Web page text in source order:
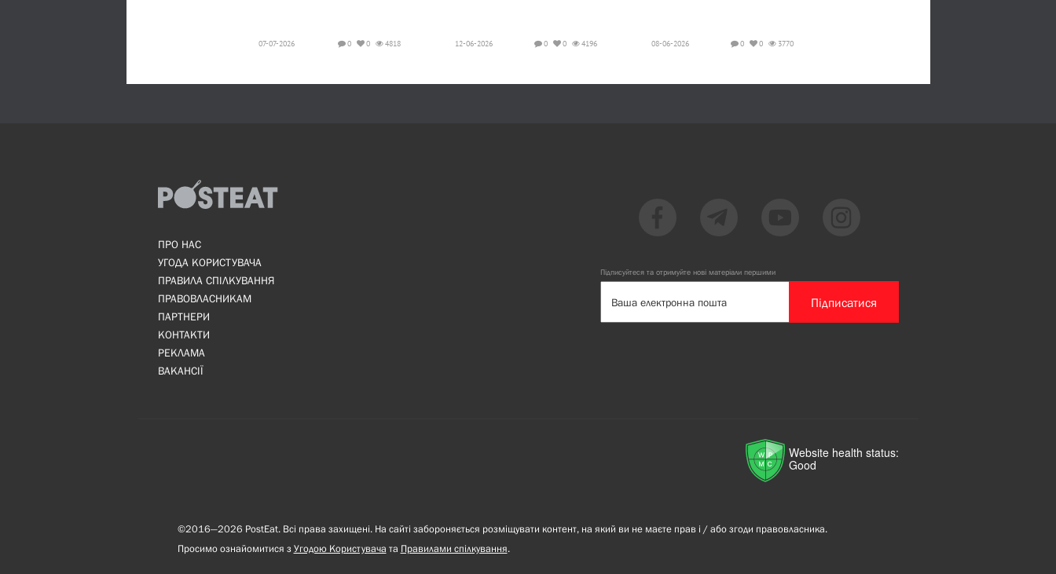
07-07-2026 4818
0
0 12-06-2026 4196
0
0 08-06-2026 3770
0
0
ПРО НАС
УГОДА КОРИСТУВАЧА
ПРАВИЛА СПІЛКУВАННЯ
ПРАВОВЛАСНИКАМ
ПАРТНЕРИ
КОНТАКТИ
РЕКЛАМА
ВАКАНСІЇ
Підписуйтеся та отримуйте нові матеріали першими
Підписатися
Website health status:
Good
©2016—2026 PostEat. Всі права захищені. На сайті забороняється розміщувати контент, на який ви не маєте прав і / або згоди правовласника.
Просимо ознайомитися з Угодою Користувача та Правилами спілкування.